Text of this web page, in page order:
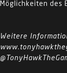
Möglichkeiten des
Weitere